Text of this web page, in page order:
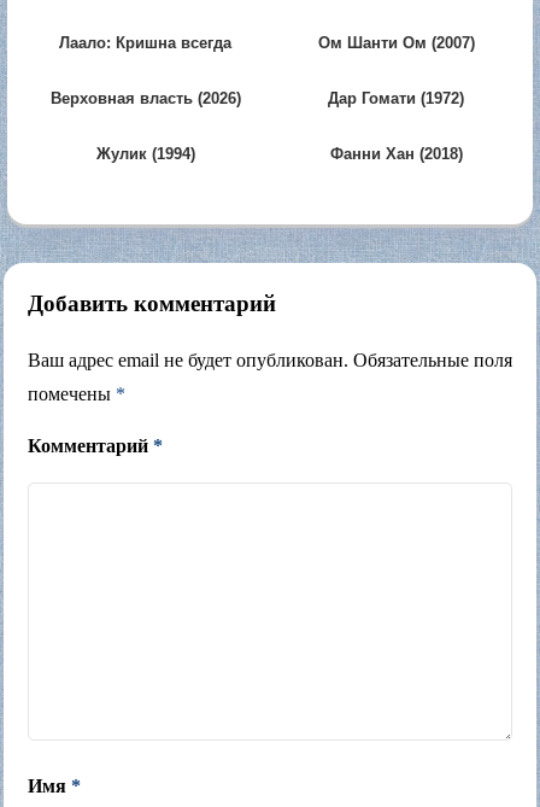
Лаало: Кришна всегда
Ом Шанти Ом (2007)
Верховная власть (2026) Дар Гомати (1972)
Жулик (1994) Фанни Хан (2018)
Добавить комментарий
Ваш адрес email не будет опубликован. Обязательные поля
помечены *
Комментарий *
Имя *